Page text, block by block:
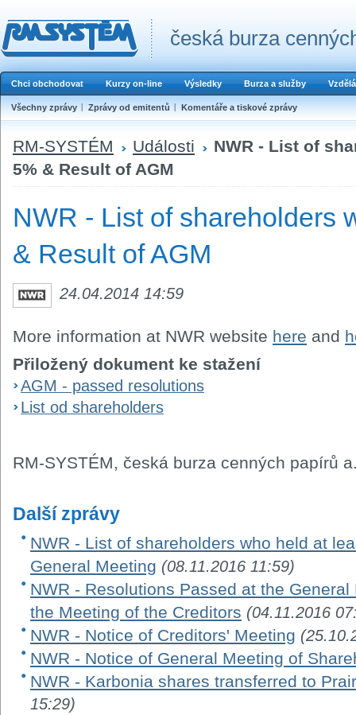
česká burza
Chci obchodovat Kurzy on-line Výsledky Burza a služby
Všechny zprávy Zprávy od emitentů Komentáře a tiskové zprávy
RM-SYSTÉM Události
NWR - List of
5% & Result of AGM
NWR - List of shareholders
& Result of AGM
24.04.2014 14:59
More information at NWR website here and
Přiložený dokument ke stažení
AGM - passed resolutions
List od shareholders
RM-SYSTÉM, česká burza cenných papírů
Další zprávy
NWR - List of shareholders who held at
General Meeting (08.11.2016 11:59)
NWR - Resolutions Passed at the
the Meeting of the Creditors (04.11.2016
NWR - Notice of Creditors' Meeting
NWR - Notice of General Meeting of
NWR - Karbonia shares transferred to
15:29)